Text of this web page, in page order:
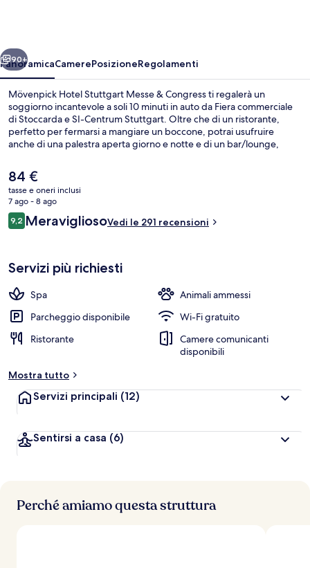
Congress
Avanti
90+
PanoramicaCamerePosizioneRegolamenti
Mövenpick Hotel Stuttgart Messe & Congress ti regalerà un
soggiorno incantevole a soli 10 minuti in auto da Fiera commerciale
di Stoccarda e SI-Centrum Stuttgart. Oltre che di un ristorante,
perfetto per fermarsi a mangiare un boccone, potrai usufruire
anche di una palestra aperta giorno e notte e di un bar/lounge,
Konigstrasse e Teatro Stage Apollo Theater si trovano a poca
distanza in auto dalla struttura. Usare i mezzi pubblici è facilissimo:
Flughafen/Messe U-Bahn si trova a pochi minuti di distanza, mentre
Stuttgart Airport/Messe S-Bahn è a 2 min a piedi.
Il
prezzo
attuale
è
84 €
84 €
tasse e oneri inclusi
7 ago - 8 ago
Recensioni
9,29,2 su 10
MeravigliosoVedi le 291 recensioni
Servizi più richiesti
Spa
Animali ammessi
Parcheggio disponibile
Wi-Fi gratuito
Ristorante
Camere comunicanti
disponibili
Mostra tutto
Servizi principali (12)
Sentirsi a casa (6)
Perché amiamo questa struttura